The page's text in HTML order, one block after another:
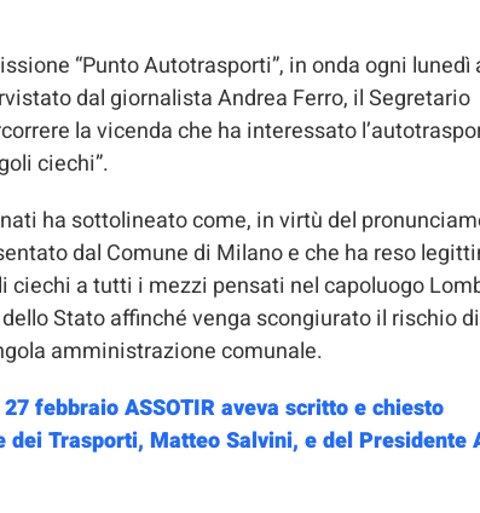
“Punto Autotrasporti”, in onda ogni lunedì
dal giornalista Andrea Ferro, il Segretario
la vicenda che ha interessato
ciechi”.
ha sottolineato come, in virtù del
dal Comune di Milano e che ha reso
ciechi a tutti i mezzi pensati nel capoluogo
Stato affinché venga scongiurato il rischio
amministrazione comunale.
febbraio ASSOTIR aveva scritto e chiesto
Trasporti, Matteo Salvini, e del Presidente